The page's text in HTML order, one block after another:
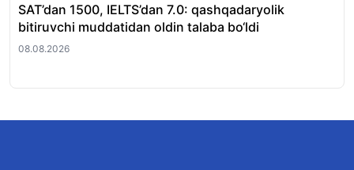
SAT’dan 1500, IELTS’dan 7.0: qashqadaryolik
bitiruvchi muddatidan oldin talaba bo‘ldi
08.08.2026